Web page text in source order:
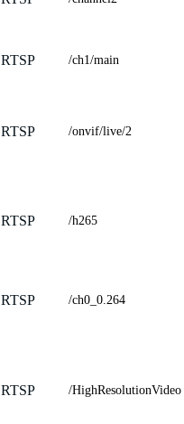
RTSP /ch1/main
RTSP /onvif/live/2
RTSP /h265
RTSP /ch0_0.264
RTSP /HighResolutionVideo